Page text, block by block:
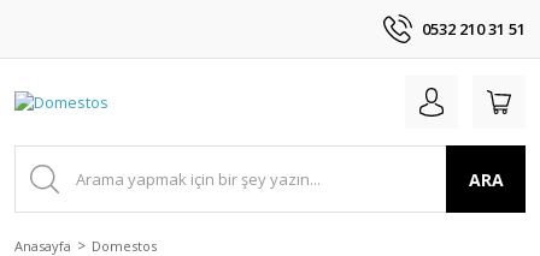
0532 210 31 51
ARA
Anasayfa Domestos